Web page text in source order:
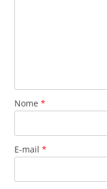
Nome *
E-mail *